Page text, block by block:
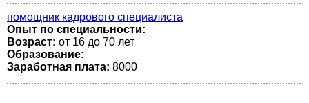
помощник кадрового специалиста
Опыт по специальности:
Возраст: от 16 до 70 лет
Образование:
Заработная плата: 8000